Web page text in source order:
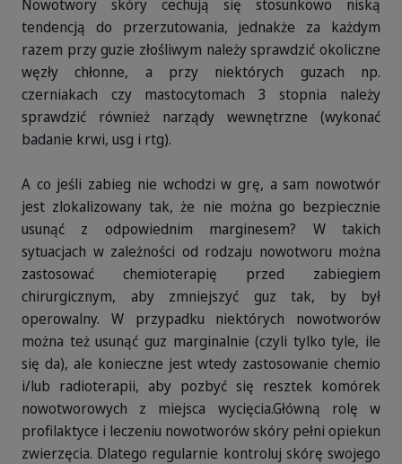
Nowotwory skóry cechują się stosunkowo niską
tendencją do przerzutowania, jednakże za każdym
razem przy guzie złośliwym należy sprawdzić okoliczne
węzły chłonne, a przy niektórych guzach np.
czerniakach czy mastocytomach 3 stopnia należy
sprawdzić również narządy wewnętrzne (wykonać
badanie krwi, usg i rtg).
A co jeśli zabieg nie wchodzi w grę, a sam nowotwór
jest zlokalizowany tak, że nie można go bezpiecznie
usunąć z odpowiednim marginesem? W takich
sytuacjach w zależności od rodzaju nowotworu można
zastosować chemioterapię przed zabiegiem
chirurgicznym, aby zmniejszyć guz tak, by był
operowalny. W przypadku niektórych nowotworów
można też usunąć guz marginalnie (czyli tylko tyle, ile
się da), ale konieczne jest wtedy zastosowanie chemio
i/lub radioterapii, aby pozbyć się resztek komórek
nowotworowych z miejsca wycięcia.Główną rolę w
profilaktyce i leczeniu nowotworów skóry pełni opiekun
zwierzęcia. Dlatego regularnie kontroluj skórę swojego